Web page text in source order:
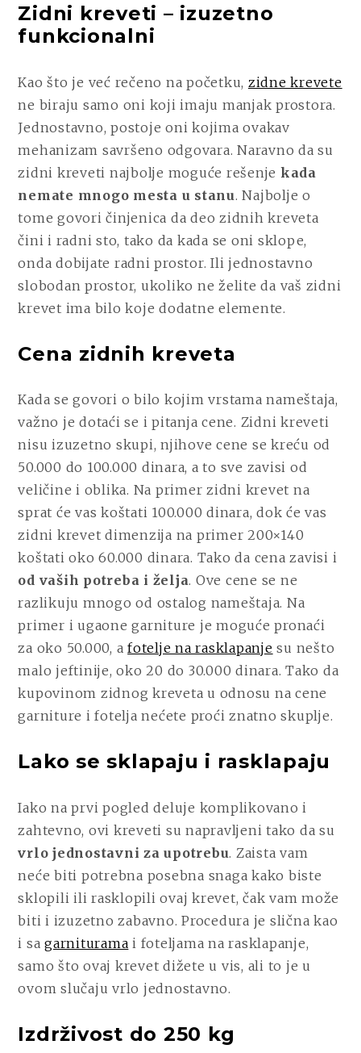
Zidni kreveti – izuzetno
funkcionalni
Kao što je već rečeno na početku, zidne krevete
ne biraju samo oni koji imaju manjak prostora.
Jednostavno, postoje oni kojima ovakav
mehanizam savršeno odgovara. Naravno da su
zidni kreveti najbolje moguće rešenje kada
nemate mnogo mesta u stanu. Najbolje o
tome govori činjenica da deo zidnih kreveta
čini i radni sto, tako da kada se oni sklope,
onda dobijate radni prostor. Ili jednostavno
slobodan prostor, ukoliko ne želite da vaš zidni
krevet ima bilo koje dodatne elemente.
Cena zidnih kreveta
Kada se govori o bilo kojim vrstama nameštaja,
važno je dotaći se i pitanja cene. Zidni kreveti
nisu izuzetno skupi, njihove cene se kreću od
50.000 do 100.000 dinara, a to sve zavisi od
veličine i oblika. Na primer zidni krevet na
sprat će vas koštati 100.000 dinara, dok će vas
zidni krevet dimenzija na primer 200×140
koštati oko 60.000 dinara. Tako da cena zavisi i
od vaših potreba i želja. Ove cene se ne
razlikuju mnogo od ostalog nameštaja. Na
primer i ugaone garniture je moguće pronaći
za oko 50.000, afotelje na rasklapanje su nešto
malo jeftinije, oko 20 do 30.000 dinara. Tako da
kupovinom zidnog kreveta u odnosu na cene
garniture i fotelja nećete proći znatno skuplje.
Lako se sklapaju i rasklapaju
Iako na prvi pogled deluje komplikovano i
zahtevno, ovi kreveti su napravljeni tako da su
vrlo jednostavni za upotrebu. Zaista vam
neće biti potrebna posebna snaga kako biste
sklopili ili rasklopili ovaj krevet, čak vam može
biti i izuzetno zabavno. Procedura je slična kao
i sagarniturama i foteljama na rasklapanje,
samo što ovaj krevet dižete u vis, ali to je u
ovom slučaju vrlo jednostavno.
Izdrživost do 250 kg